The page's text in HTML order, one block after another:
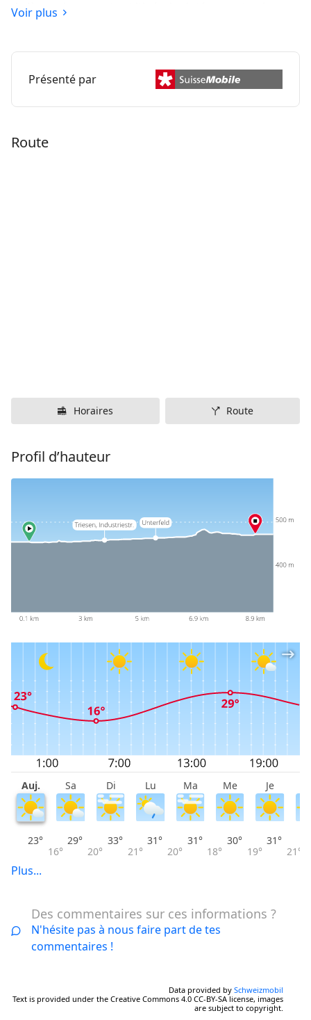
de là aussi que part cet itinéraire intéressant qui se
déroule jusqu'à Balzers.
Voir plus
Présenté par
Route
Horaires Route
Profil d’hauteur
Auj. Sa Di Lu Ma Me Je
23°
16°
29°
20°
33°
21°
31°
20°
31°
18°
30°
19°
31°
21°
Plus...
Des commentaires sur ces informations ?
N'hésite pas à nous faire part de tes
commentaires !
Data provided by Schweizmobil
Text is provided under the Creative Commons 4.0 CC-BY-SA license, images
are subject to copyright.